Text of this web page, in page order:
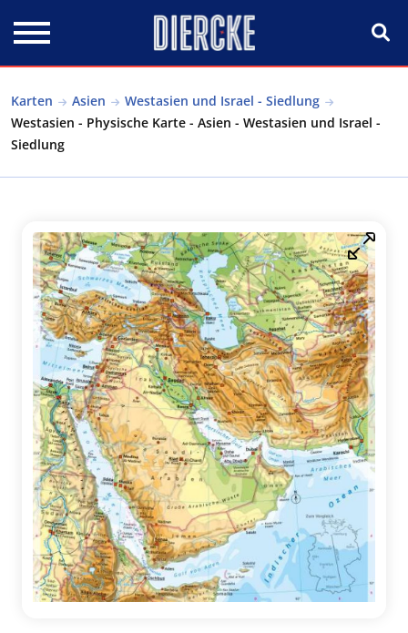
Karten Asien
Westasien und Israel - Siedlung
Westasien - Physische Karte - Asien - Westasien und Israel -
Siedlung